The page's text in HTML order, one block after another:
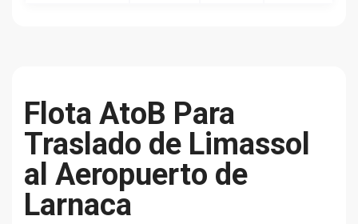
Flota AtoB Para
Traslado de Limassol
al Aeropuerto de
Larnaca